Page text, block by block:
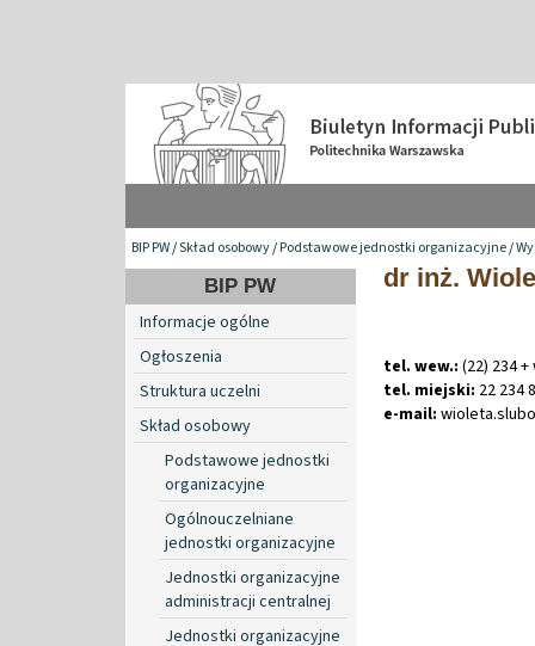
BIP PW/Skład osobowy/Podstawowe jednostki organizacyjne/
BIP PW
Informacje ogólne
Ogłoszenia
Struktura uczelni
Skład osobowy
Podstawowe jednostki
organizacyjne
Ogólnouczelniane
jednostki organizacyjne
Jednostki organizacyjne
administracji centralnej
Jednostki organizacyjne
dr inż.
tel. wew.: (22) 234
tel. miejski: 22 234
e-mail: wioleta.